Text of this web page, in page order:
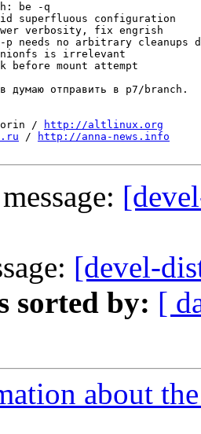
be -q
superfluous configuration
verbosity, fix engrish
p needs no arbitrary cleanups
is irrelevant
before mount attempt
думаю отправить в p7/branch.
/
http://altlinux.org
/ http://anna-news.info
[devel-
sorted by: [
about